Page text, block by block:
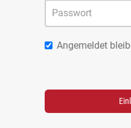
Angemeldet